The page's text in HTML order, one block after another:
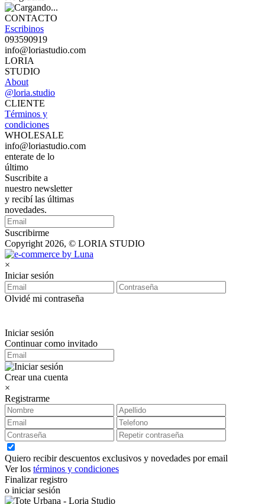
CONTACTO
Escribinos
093590919
info@loriastudio.com
LORIA
STUDIO
About
@loria.studio
CLIENTE
Términos y
condiciones
WHOLESALE
info@loriastudio.com
enterate de lo
último
Suscribite a
nuestro newsletter
y recibí las últimas
novedades.
Suscribirme
Copyright 2026, © LORIA STUDIO
×
Iniciar sesión
Olvidé mi contraseña
Iniciar sesión
Continuar como invitado
Crear una cuenta
×
Registrarme
Quiero recibir descuentos exclusivos y novedades por email
Ver los términos y condiciones
Finalizar registro
o iniciar sesión